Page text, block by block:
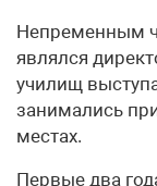
Непременным
являлся
училищ
занимались
местах.
Первые два